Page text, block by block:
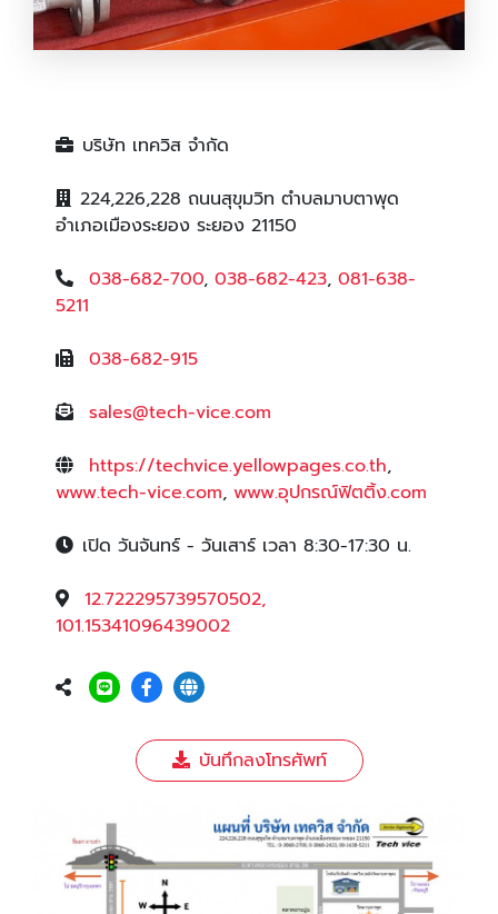
ขายส่งวาล์ว ระยอง
บริษัท เทควิส จำกัด
224,226,228 ถนนสุขุมวิท ตำบลมาบตาพุด
อำเภอเมืองระยอง ระยอง 21150
038-682-700, 038-682-423, 081-638-
5211
038-682-915
sales@tech-vice.com
https://techvice.yellowpages.co.th,
www.tech-vice.com, www.อุปกรณ์ฟิตติ้ง.com
เปิด วันจันทร์ - วันเสาร์ เวลา 8:30-17:30 น.
12.722295739570502,
101.15341096439002
บันทึกลงโทรศัพท์